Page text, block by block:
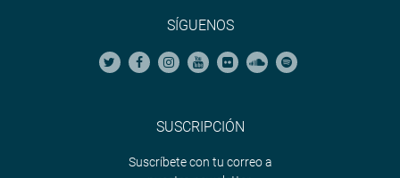
SÍGUENOS
SUSCRIPCIÓN
Suscríbete con tu correo a